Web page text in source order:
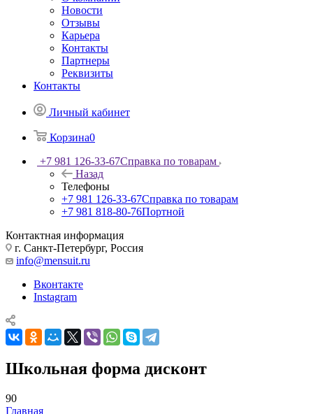
Новости
Отзывы
Карьера
Контакты
Партнеры
Реквизиты
Контакты
Личный кабинет
Корзина0
+7 981 126-33-67Справка по товарам
Назад
Телефоны
+7 981 126-33-67Справка по товарам
+7 981 818-80-76Портной
Контактная информация
г. Санкт-Петербург, Россия
info@mensuit.ru
Вконтакте
Instagram
Школьная форма дисконт
90
Главная